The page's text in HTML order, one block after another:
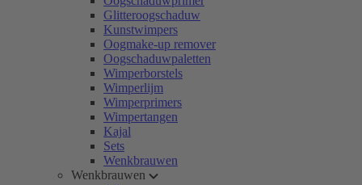
Glitteroogschaduw
Kunstwimpers
Oogmake-up remover
Oogschaduwpaletten
Wimperborstels
Wimperlijm
Wimperprimers
Wimpertangen
Kajal
Sets
Wenkbrauwen
Wenkbrauwen